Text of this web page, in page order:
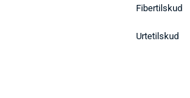
Fibertilskud
Urtetilskud